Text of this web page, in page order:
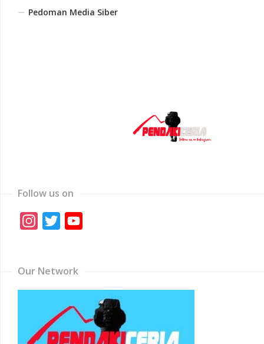
Pedoman Media Siber
Follow us on
Instagram
Twitter
Our Network